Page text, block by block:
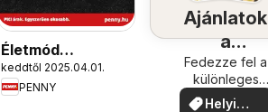
Életmód
katalógus
keddtől 2025.04.01.
PENNY
Ajánlatok
a
közelében
Fedezze fel a
különleges
ajánlatokat
Helyi